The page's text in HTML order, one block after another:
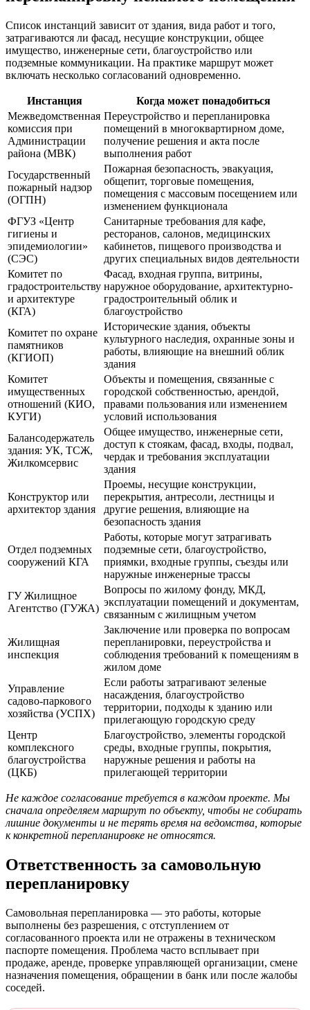
Список инстанций зависит от здания, вида работ и того,
затрагиваются ли фасад, несущие конструкции, общее
имущество, инженерные сети, благоустройство или
подземные коммуникации. На практике маршрут может
включать несколько согласований одновременно.
Инстанция
Когда может понадобиться
Межведомственная
комиссия при
Администрации
района (МВК)
Переустройство и перепланировка
помещений в многоквартирном доме,
получение решения и акта после
выполнения работ
Государственный
пожарный надзор
(ОГПН)
Пожарная безопасность, эвакуация,
общепит, торговые помещения,
помещения с массовым посещением или
изменением функционала
ФГУЗ «Центр
гигиены и
эпидемиологии»
(СЭС)
Санитарные требования для кафе,
ресторанов, салонов, медицинских
кабинетов, пищевого производства и
других специальных видов деятельности
Комитет по
градостроительству
и архитектуре
(КГА)
Фасад, входная группа, витрины,
наружное оборудование, архитектурно-
градостроительный облик и
благоустройство
Комитет по охране
памятников
(КГИОП)
Исторические здания, объекты
культурного наследия, охранные зоны и
работы, влияющие на внешний облик
здания
Комитет
имущественных
отношений (КИО,
КУГИ)
Объекты и помещения, связанные с
городской собственностью, арендой,
правами пользования или изменением
условий использования
Балансодержатель
здания: УК, ТСЖ,
Жилкомсервис
Общее имущество, инженерные сети,
доступ к стоякам, фасад, входы, подвал,
чердак и требования эксплуатации
здания
Конструктор или
архитектор здания
Проемы, несущие конструкции,
перекрытия, антресоли, лестницы и
другие решения, влияющие на
безопасность здания
Отдел подземных
сооружений КГА
Работы, которые могут затрагивать
подземные сети, благоустройство,
приямки, входные группы, съезды или
наружные инженерные трассы
ГУ Жилищное
Агентство (ГУЖА)
Вопросы по жилому фонду, МКД,
эксплуатации помещений и документам,
связанным с жилищным учетом
Жилищная
инспекция
Заключение или проверка по вопросам
перепланировки, переустройства и
соблюдения требований к помещениям в
жилом доме
Управление
садово-паркового
хозяйства (УСПХ)
Если работы затрагивают зеленые
насаждения, благоустройство
территории, подходы к зданию или
прилегающую городскую среду
Центр
комплексного
благоустройства
(ЦКБ)
Благоустройство, элементы городской
среды, входные группы, покрытия,
наружные решения и работы на
прилегающей территории
Не каждое согласование требуется в каждом проекте. Мы
сначала определяем маршрут по объекту, чтобы не собирать
лишние документы и не терять время на ведомства, которые
к конкретной перепланировке не относятся.
Ответственность за самовольную
перепланировку
Самовольная перепланировка — это работы, которые
выполнены без разрешения, с отступлением от
согласованного проекта или не отражены в техническом
паспорте помещения. Проблема часто всплывает при
продаже, аренде, проверке управляющей организации, смене
назначения помещения, обращении в банк или после жалобы
соседей.